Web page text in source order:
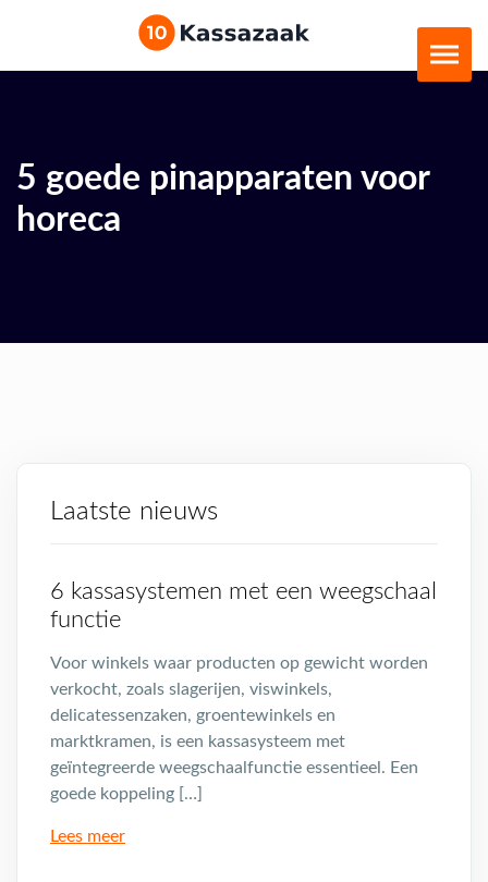
5 goede pinapparaten voor
horeca
Laatste nieuws
6 kassasystemen met een weegschaal
functie
Voor winkels waar producten op gewicht worden
verkocht, zoals slagerijen, viswinkels,
delicatessenzaken, groentewinkels en
marktkramen, is een kassasysteem met
geïntegreerde weegschaalfunctie essentieel. Een
goede koppeling […]
Lees meer